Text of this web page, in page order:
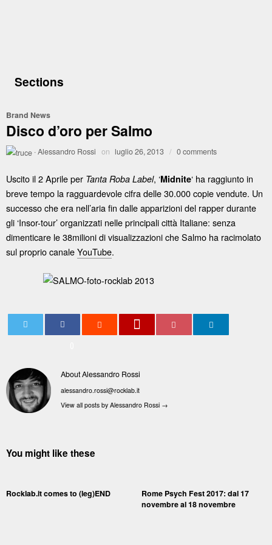
Sections
Brand News
Disco d’oro per Salmo
·Alessandro Rossi on luglio 26, 2013 / 0 comments
Uscito il 2 Aprile per Tanta Roba Label, ‘Midnite‘ ha raggiunto in
breve tempo la ragguardevole cifra delle 30.000 copie vendute. Un
successo che era nell’aria fin dalle apparizioni del rapper durante
gli ‘Insor-tour’ organizzati nelle principali città Italiane: senza
dimenticare le 38milioni di visualizzazioni che Salmo ha racimolato
sul proprio canaleYouTube.
About Alessandro Rossi
alessandro.rossi@rocklab.it
View all posts by Alessandro Rossi →
You might like these
Rocklab.it comes to (leg)END
Rome Psych Fest 2017: dal 17
novembre al 18 novembre